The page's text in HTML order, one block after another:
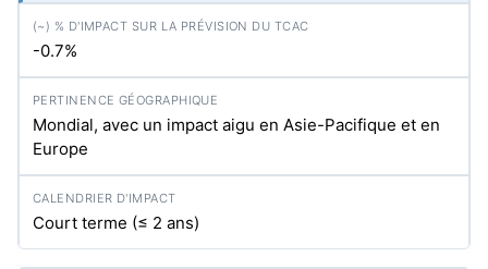
-0.7%
Mondial, avec un impact aigu en Asie-Pacifique et en
Europe
Court terme (≤ 2 ans)